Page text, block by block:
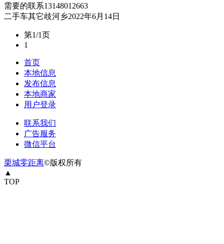
需要的联系13148012663
二手车其它歧河乡2022年6月14日
第1/1页
1
首页
本地信息
发布信息
本地商家
用户登录
联系我们
广告服务
微信平台
栗城零距离©版权所有
▲
TOP